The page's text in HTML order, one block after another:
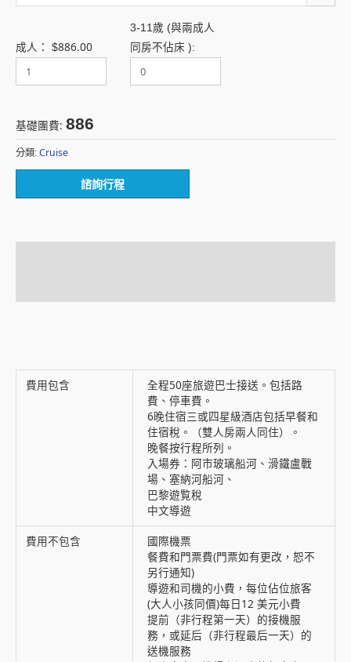
成人： $886.00
3-11歲 (與兩成人
同房不佔床 ):
基礎團費: 886
分類: Cruise
諮詢行程
費用包含
全程50座旅遊巴士接送。包括路
費、停車費。
6晚住宿三或四星級酒店包括早餐和
住宿稅。（雙人房兩人同住）。
晚餐按行程所列。
入場券：阿市玻璃船河、滑鐵盧戰
場、塞納河船河、
巴黎遊覧稅
中文導遊
費用不包含
國際機票
餐費和門票費(門票如有更改，恕不
另行通知)
導遊和司機的小費，每位佔位旅客
(大人小孩同價)每日12 美元小費
提前（非行程第一天）的接機服
務，或延后（非行程最后一天）的
送機服務